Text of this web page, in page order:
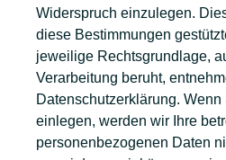
Widerspruch einzulegen.
diese Bestimmungen
jeweilige Rechtsgrundlage,
Verarbeitung beruht,
Datenschutzerklärung.
einlegen, werden wir Ihre
personenbezogenen Daten